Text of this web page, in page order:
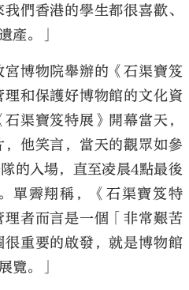
們香港的學生都很喜歡、
產。」
博物院舉辦的《石渠寶笈
和保護好博物館的文化資
渠寶笈特展》開幕當天，
他笑言，當天的觀眾如參
的入場，直至凌晨4點最後
單霽翔稱，《石渠寶笈特
者而言是一個「非常艱苦
重要的啟發，就是博物館
覽。」